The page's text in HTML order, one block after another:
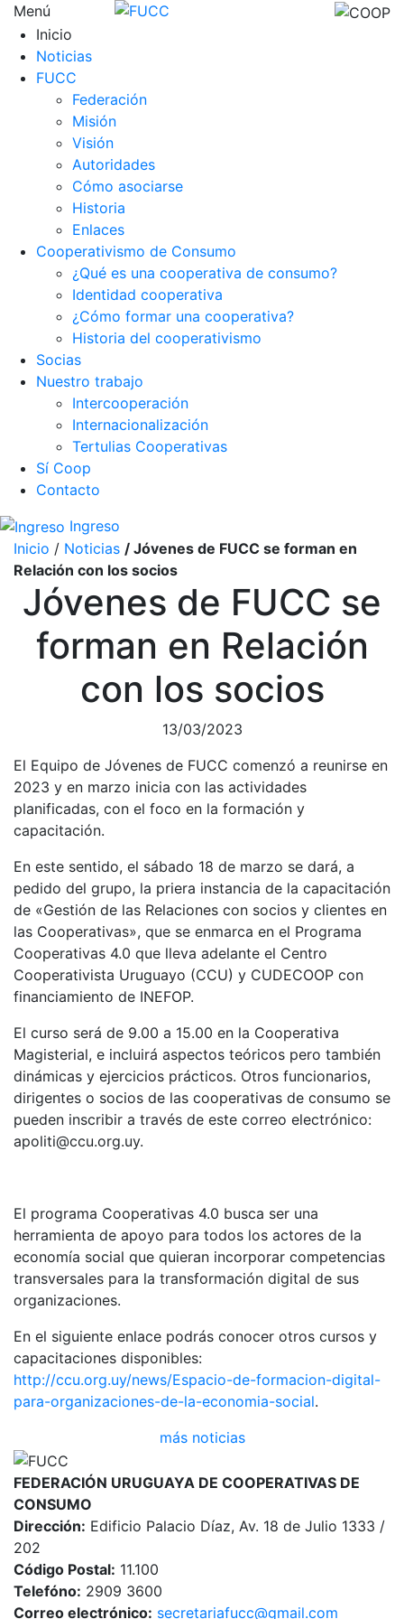
Menú
Inicio
Noticias
FUCC
Federación
Misión
Visión
Autoridades
Cómo asociarse
Historia
Enlaces
Cooperativismo de Consumo
¿Qué es una cooperativa de consumo?
Identidad cooperativa
¿Cómo formar una cooperativa?
Historia del cooperativismo
Socias
Nuestro trabajo
Intercooperación
Internacionalización
Tertulias Cooperativas
Sí Coop
Contacto
Ingreso
Inicio / Noticias / Jóvenes de FUCC se forman en
Relación con los socios
Jóvenes de FUCC se
forman en Relación
con los socios
13/03/2023
El Equipo de Jóvenes de FUCC comenzó a reunirse en
2023 y en marzo inicia con las actividades
planificadas, con el foco en la formación y
capacitación.
En este sentido, el sábado 18 de marzo se dará, a
pedido del grupo, la priera instancia de la capacitación
de «Gestión de las Relaciones con socios y clientes en
las Cooperativas», que se enmarca en el Programa
Cooperativas 4.0 que lleva adelante el Centro
Cooperativista Uruguayo (CCU) y CUDECOOP con
financiamiento de INEFOP.
El curso será de 9.00 a 15.00 en la Cooperativa
Magisterial, e incluirá aspectos teóricos pero también
dinámicas y ejercicios prácticos. Otros funcionarios,
dirigentes o socios de las cooperativas de consumo se
pueden inscribir a través de este correo electrónico:
apoliti@ccu.org.uy.
El programa Cooperativas 4.0 busca ser una
herramienta de apoyo para todos los actores de la
economía social que quieran incorporar competencias
transversales para la transformación digital de sus
organizaciones.
En el siguiente enlace podrás conocer otros cursos y
capacitaciones disponibles:
http://ccu.org.uy/news/Espacio-de-formacion-digital-
para-organizaciones-de-la-economia-social.
más noticias
FEDERACIÓN URUGUAYA DE COOPERATIVAS DE
CONSUMO
Dirección: Edificio Palacio Díaz, Av. 18 de Julio 1333 /
202
Código Postal: 11.100
Telefóno: 2909 3600
Correo electrónico: secretariafucc@gmail.com